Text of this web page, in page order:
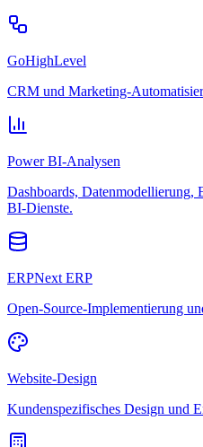
GoHighLevel
CRM und Marketing-
Power BI-Analysen
Dashboards, Datenmodellierung,
BI-Dienste.
ERPNext ERP
Open-Source-Implementierung
Website-Design
Kundenspezifisches Design und